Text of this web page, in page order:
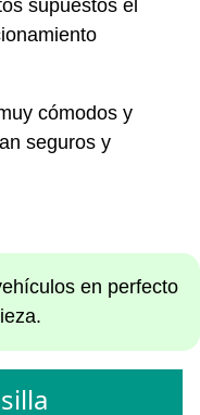
supuestos el
cómodos y
seguros y
en perfecto